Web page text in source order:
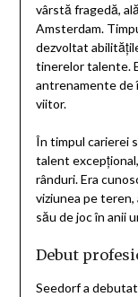
vârstă fragedă,
Amsterdam.
dezvoltat
tinerelor talente.
antrenamente de
viitor.
În timpul carierei
talent
rânduri. Era
viziunea pe
său de joc în anii
Debut
Seedorf a